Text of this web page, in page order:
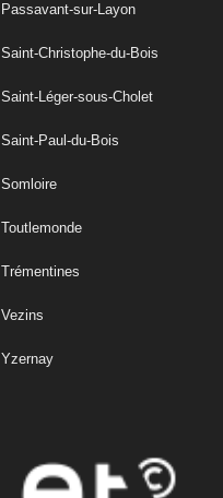
Passavant-sur-Layon
Saint-Christophe-du-Bois
Saint-Léger-sous-Cholet
Saint-Paul-du-Bois
Somloire
Toutlemonde
Trémentines
Vezins
Yzernay